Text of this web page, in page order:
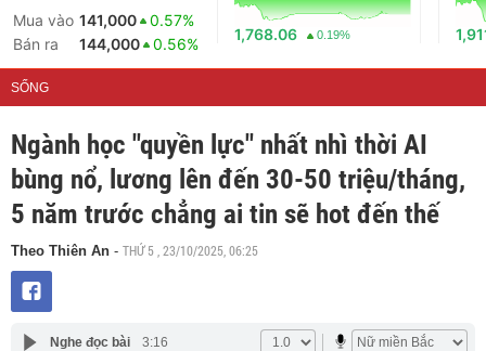
Mua vào 141,000
0.57%
Bán ra
144,000 0.56%
1,768.06 0.19%
SỐNG
Ngành học "quyền lực" nhất nhì thời AI
bùng nổ, lương lên đến 30-50 triệu/tháng,
5 năm trước chẳng ai tin sẽ hot đến thế
Theo Thiên An - THỨ 5 , 23/10/2025, 06:25
Nghe đọc bài 3:16